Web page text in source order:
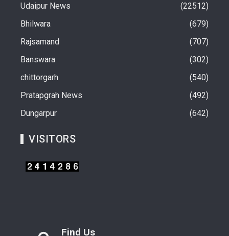
Udaipur News
22512
Bhilwara
679
Rajsamand
707
Banswara
302
chittorgarh
540
Pratapgrah News
492
Dungarpur
642
VISITORS
Find Us